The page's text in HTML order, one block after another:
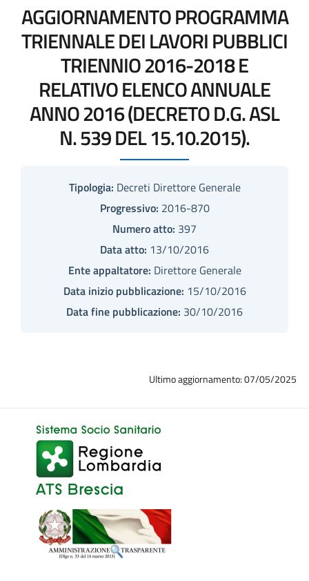
AGGIORNAMENTO PROGRAMMA
TRIENNALE DEI LAVORI PUBBLICI
TRIENNIO 2016-2018 E
RELATIVO ELENCO ANNUALE
ANNO 2016 (DECRETO D.G. ASL
N. 539 DEL 15.10.2015).
Tipologia: Decreti Direttore Generale
Progressivo: 2016-870
Numero atto: 397
Data atto: 13/10/2016
Ente appaltatore: Direttore Generale
Data inizio pubblicazione: 15/10/2016
Data fine pubblicazione: 30/10/2016
Ultimo aggiornamento: 07/05/2025